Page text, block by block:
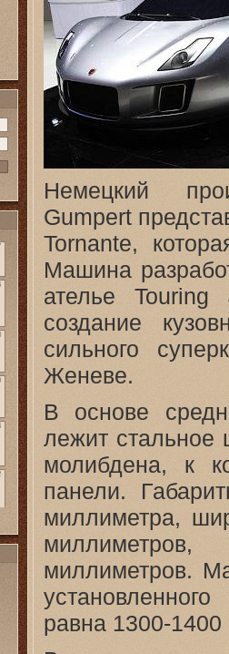
Немецкий
Gumpert
Tornante,
Машина
ателье
создание
сильного
Женеве.
В основе
лежит стальное
молибдена, к
панели.
миллиметра,
миллиметров.
равна 1300-